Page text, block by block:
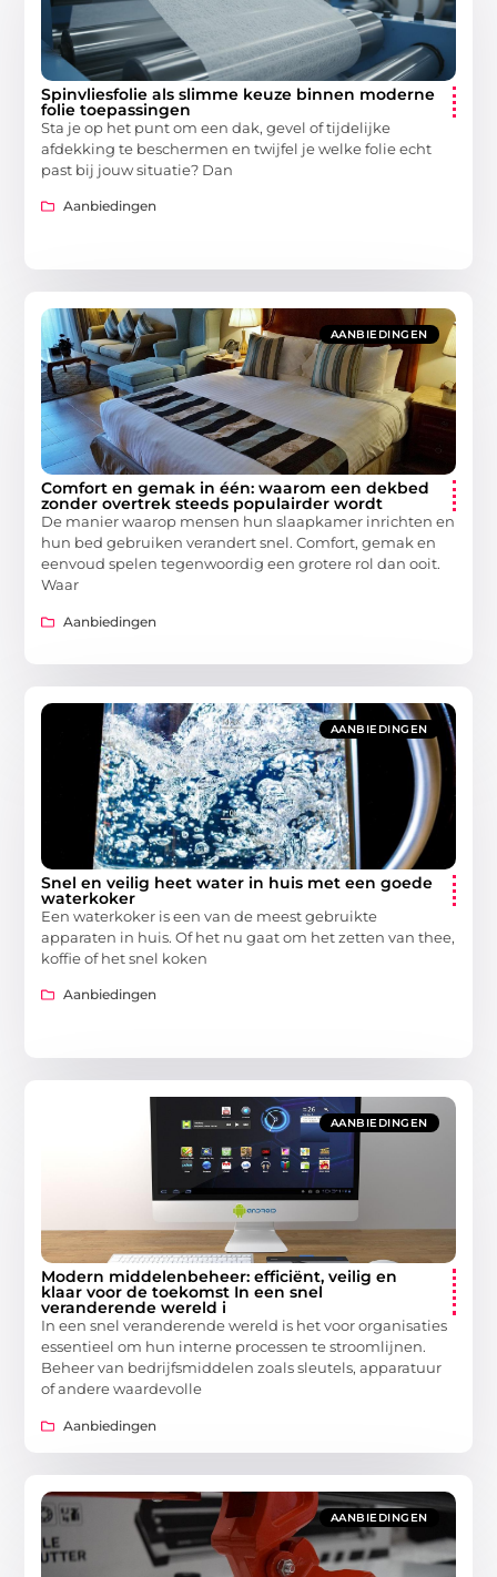
Spinvliesfolie als slimme keuze binnen moderne
folie toepassingen
Sta je op het punt om een dak, gevel of tijdelijke
afdekking te beschermen en twijfel je welke folie echt
past bij jouw situatie? Dan
Aanbiedingen
AANBIEDINGEN
Comfort en gemak in één: waarom een dekbed
zonder overtrek steeds populairder wordt
De manier waarop mensen hun slaapkamer inrichten en
hun bed gebruiken verandert snel. Comfort, gemak en
eenvoud spelen tegenwoordig een grotere rol dan ooit.
Waar
Aanbiedingen
AANBIEDINGEN
Snel en veilig heet water in huis met een goede
waterkoker
Een waterkoker is een van de meest gebruikte
apparaten in huis. Of het nu gaat om het zetten van thee,
koffie of het snel koken
Aanbiedingen
AANBIEDINGEN
Modern middelenbeheer: efficiënt, veilig en
klaar voor de toekomst In een snel
veranderende wereld i
In een snel veranderende wereld is het voor organisaties
essentieel om hun interne processen te stroomlijnen.
Beheer van bedrijfsmiddelen zoals sleutels, apparatuur
of andere waardevolle
Aanbiedingen
AANBIEDINGEN